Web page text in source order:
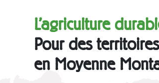
L'agriculture
Pour des
en Moyenne